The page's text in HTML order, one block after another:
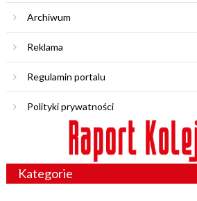
Archiwum
Reklama
Regulamin portalu
Polityki prywatności
Kategorie